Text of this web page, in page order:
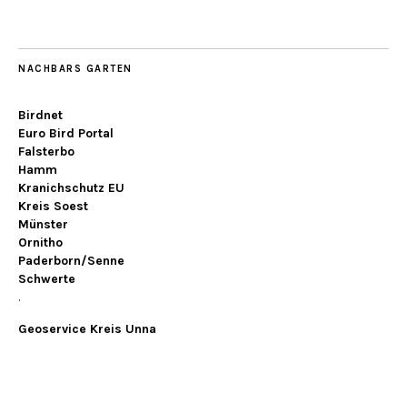
NACHBARS GARTEN
Birdnet
Euro Bird Portal
Falsterbo
Hamm
Kranichschutz EU
Kreis Soest
Münster
Ornitho
Paderborn/Senne
Schwerte
.
Geoservice Kreis Unna